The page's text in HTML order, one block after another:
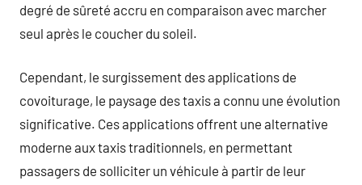
degré de sûreté accru en comparaison avec marcher
seul après le coucher du soleil.
Cependant, le surgissement des applications de
covoiturage, le paysage des taxis a connu une évolution
significative. Ces applications offrent une alternative
moderne aux taxis traditionnels, en permettant
passagers de solliciter un véhicule à partir de leur